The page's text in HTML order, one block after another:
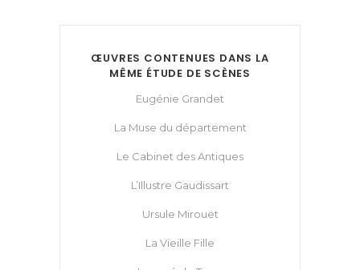
ŒUVRES CONTENUES DANS LA
MÊME ÉTUDE DE SCÈNES
Eugénie Grandet
La Muse du département
Le Cabinet des Antiques
L’Illustre Gaudissart
Ursule Mirouët
La Vieille Fille